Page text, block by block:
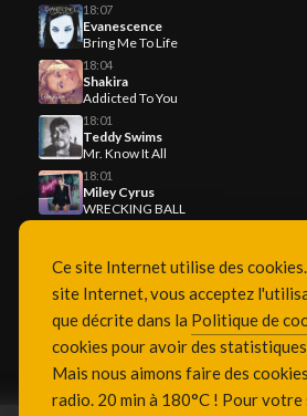
18:07
Evanescence
Bring Me To Life
18:04
Shakira
Addicted To You
18:01
Teddy Swims
Mr. Know It All
18:01
Miley Cyrus
WRECKING BALL
Ce site Internet utilise des
site Internet, vous acceptez
que décrite dans la Politique de
cookies pour avoir des
Mais nous aimons faire des
radio. 20 min à 180°C ! Pour votre